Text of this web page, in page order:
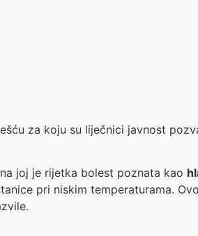
za koju su liječnici javnost
joj je rijetka bolest poznata kao
pri niskim temperaturama. Ovo